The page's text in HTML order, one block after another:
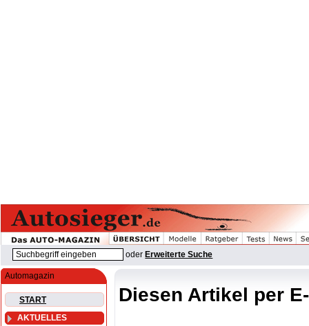
oder Erweiterte Suche
Automagazin
START
AKTUELLES
Diesen Artikel per